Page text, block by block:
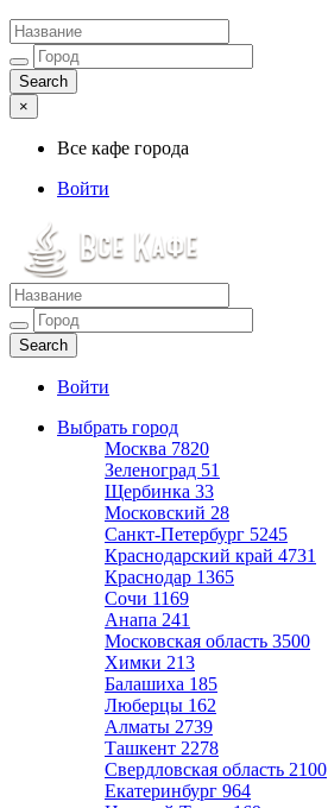
×
Все кафе города
Войти
Все кафе города
Каталог хороших кафе
Войти
Выбрать город
Москва 7820
Зеленоград 51
Щербинка 33
Московский 28
Санкт-Петербург 5245
Краснодарский край 4731
Краснодар 1365
Сочи 1169
Анапа 241
Московская область 3500
Химки 213
Балашиха 185
Люберцы 162
Алматы 2739
Ташкент 2278
Свердловская область 2100
Екатеринбург 964